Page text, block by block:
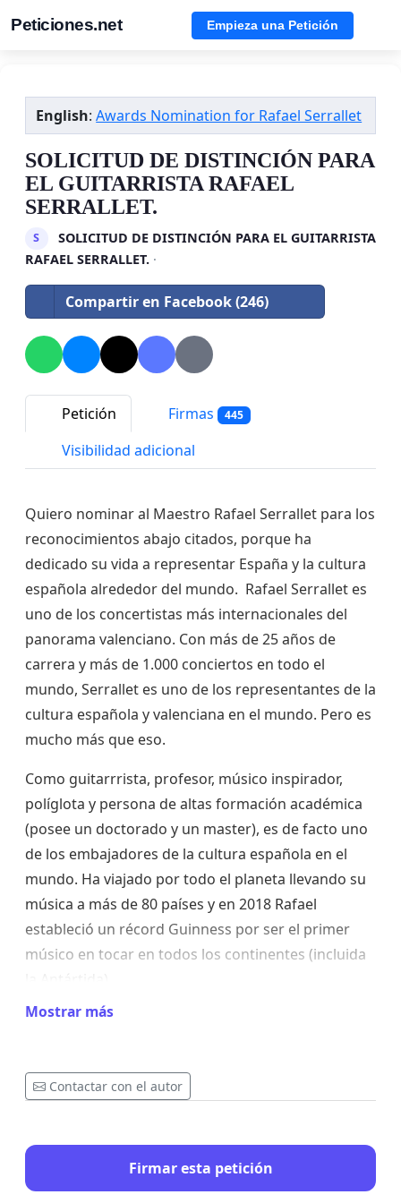
Peticiones.net Empieza una Petición
English:Awards Nomination for Rafael Serrallet
SOLICITUD DE DISTINCIÓN PARA
EL GUITARRISTA RAFAEL
SERRALLET.
S
SOLICITUD DE DISTINCIÓN PARA EL GUITARRISTA
RAFAEL SERRALLET. ·
Compartir en Facebook (246)
Petición Firmas 445
Visibilidad adicional
Quiero nominar al Maestro Rafael Serrallet para los
reconocimientos abajo citados, porque ha
dedicado su vida a representar España y la cultura
española alrededor del mundo. Rafael Serrallet es
uno de los concertistas más internacionales del
panorama valenciano. Con más de 25 años de
carrera y más de 1.000 conciertos en todo el
mundo, Serrallet es uno de los representantes de la
cultura española y valenciana en el mundo. Pero es
mucho más que eso.
Como guitarrrista, profesor, músico inspirador,
políglota y persona de altas formación académica
(posee un doctorado y un master), es de facto uno
de los embajadores de la cultura española en el
mundo. Ha viajado por todo el planeta llevando su
música a más de 80 países y en 2018 Rafael
estableció un récord Guinness por ser el primer
músico en tocar en todos los continentes (incluida
Su trayectoria artística se complementa con una
proyectos sociales de la más diversa índole en
diversas partes del mundo. Consciente del poder
conciertos, talleres y cursos en campos de
refugiados, hospitales, residencias de ancianos,
cárceles, escuelas, donde comparte su pasión por
Mostrar más
Contactar con el autor
Firmar esta petición